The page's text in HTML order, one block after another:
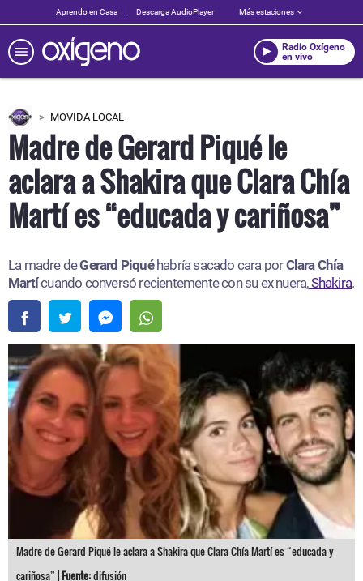
Aprendo en Casa Descarga AudioPlayer Más estaciones
Radio Oxígeno
en vivo
MOVIDA LOCAL
Madre de Gerard Piqué le
aclara a Shakira que Clara Chía
Martí es “educada y cariñosa”
La madre deGerard Piquéhabría sacado cara porClara Chía
Martícuando conversó recientemente con su ex nuera,Shakira.
Madre de Gerard Piqué le aclara a Shakira que Clara Chía Martí es “educada y
cariñosa” |Fuente:difusión